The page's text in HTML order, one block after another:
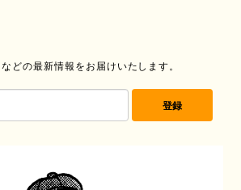
どの最新情報をお届けいたします。
登録